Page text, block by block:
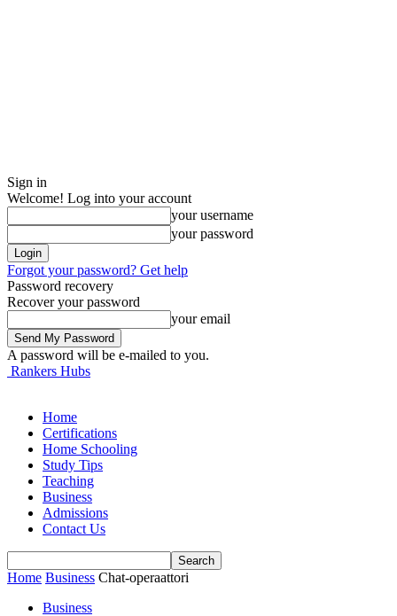
Sign in
Welcome! Log into your account
your username
your password
Forgot your password? Get help
Password recovery
Recover your password
your email
A password will be e-mailed to you.
Rankers Hubs
Home
Certifications
Home Schooling
Study Tips
Teaching
Business
Admissions
Contact Us
Home Business Chat-operaattori
Business